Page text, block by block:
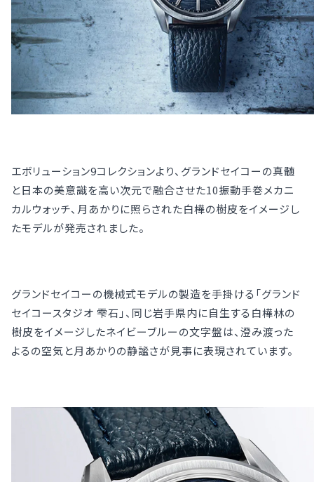
エボリューション9コレクションより、グランドセイコーの真髄
と日本の美意識を高い次元で融合させた10振動手巻メカニ
カルウォッチ、月あかりに照らされた白樺の樹皮をイメージし
たモデルが発売されました。
グランドセイコーの機械式モデルの製造を手掛ける「グランド
セイコースタジオ 雫石」、同じ岩手県内に自生する白樺林の
樹皮をイメージしたネイビーブルーの文字盤は、澄み渡った
よるの空気と月あかりの静謐さが見事に表現されています。